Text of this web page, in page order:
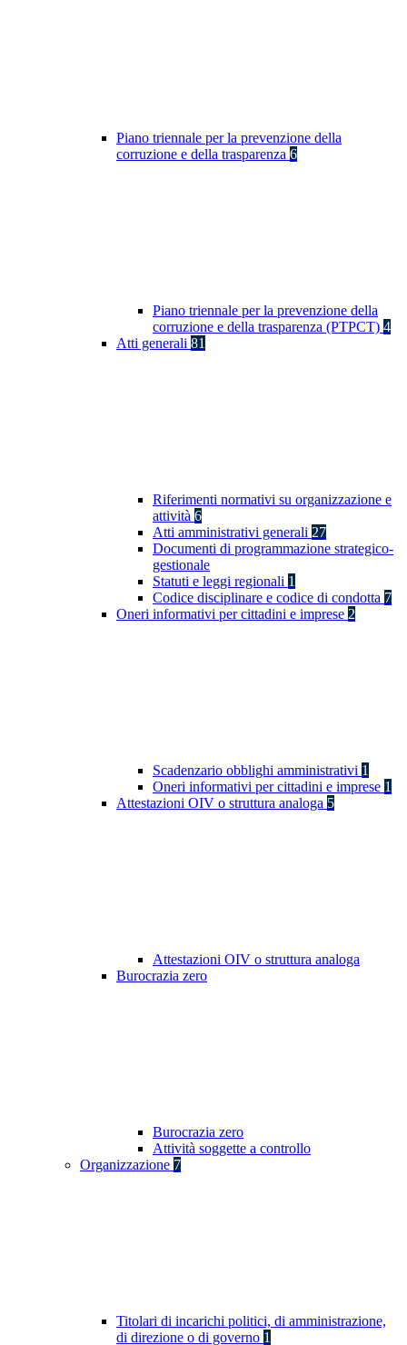
Piano triennale per la prevenzione della
corruzione e della trasparenza 6
Piano triennale per la prevenzione della
corruzione e della trasparenza (PTPCT) 4
Atti generali 81
Riferimenti normativi su organizzazione e
attività 6
Atti amministrativi generali 27
Documenti di programmazione strategico-
gestionale
Statuti e leggi regionali 1
Codice disciplinare e codice di condotta 7
Oneri informativi per cittadini e imprese 2
Scadenzario obblighi amministrativi 1
Oneri informativi per cittadini e imprese 1
Attestazioni OIV o struttura analoga 5
Attestazioni OIV o struttura analoga
Burocrazia zero
Burocrazia zero
Attività soggette a controllo
Organizzazione 7
Titolari di incarichi politici, di amministrazione,
di direzione o di governo 1